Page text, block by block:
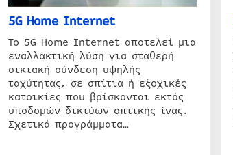
5G Home Internet
Το 5G Home Internet αποτελεί μια
εναλλακτική λύση για σταθερή
οικιακή σύνδεση υψηλής
ταχύτητας, σε σπίτια ή εξοχικές
κατοικίες που βρίσκονται εκτός
υποδομών δικτύων οπτικής ίνας.
Σχετικά προγράμματα…